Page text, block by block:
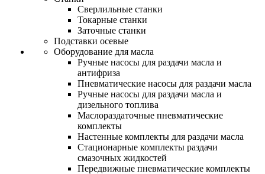
Сверлильные станки
Токарные станки
Заточные станки
Подставки осевые
Оборудование для масла
Ручные насосы для раздачи масла и
антифриза
Пневматические насосы для раздачи масла
Ручные насосы для раздачи масла и
дизельного топлива
Маслораздаточные пневматические
комплекты
Настенные комплекты для раздачи масла
Стационарные комплекты раздачи
смазочных жидкостей
Передвижные пневматические комплекты